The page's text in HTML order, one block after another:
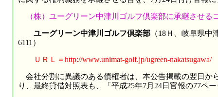
（株）ユーグリーン中津川ゴルフ倶楽部に承継させる
ユーグリーン中津川ゴルフ倶楽部（18Ｈ、岐阜県中
6111）
ＵＲＬ＝http://www.unimat-golf.jp/ugreen-
会社分割に異議のある債権者は、本公告掲載の翌日か
り、最終貸借対照表も、「平成25年7月24日官報の77ペ